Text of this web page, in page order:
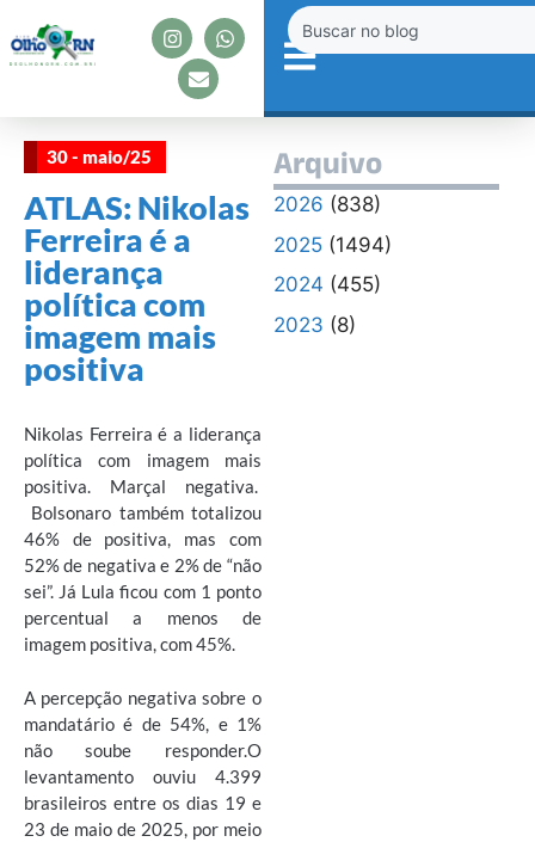
30 - maio/25
ATLAS: Nikolas
Ferreira é a
liderança
política com
imagem mais
positiva
Nikolas Ferreira é a liderança
política com imagem mais
positiva. Marçal negativa.
Bolsonaro também totalizou
46% de positiva, mas com
52% de negativa e 2% de “não
sei”. Já Lula ficou com 1 ponto
percentual a menos de
imagem positiva, com 45%.
A percepção negativa sobre o
mandatário é de 54%, e 1%
não soube responder.O
levantamento ouviu 4.399
brasileiros entre os dias 19 e
23 de maio de 2025, por meio
Arquivo
2026 (838)
2025(1494)
2024 (455)
2023 (8)